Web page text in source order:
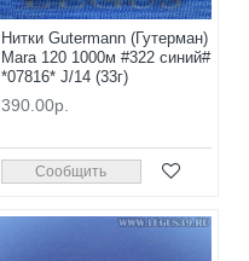
Нитки Gutermann (Гутерман)
Mara 120 1000м #322 синий#
*07816* J/14 (33г)
390.00р.
Сообщить